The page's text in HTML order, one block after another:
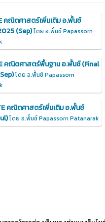
คณิตศาสตร์เพิ่มเติม อ.พั้นช์
(Sep)โดย อ.พั้นช์ Papassorn
คณิตศาสตร์พื้นฐาน อ.พั้นช์ (Final
โดย อ.พั้นช์ Papassorn
คณิตศาสตร์เพิ่มเติม อ.พั้นช์
โดย อ.พั้นช์ Papassorn Patanarak